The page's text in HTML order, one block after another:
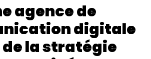
agence de
digitale
de la stratégie